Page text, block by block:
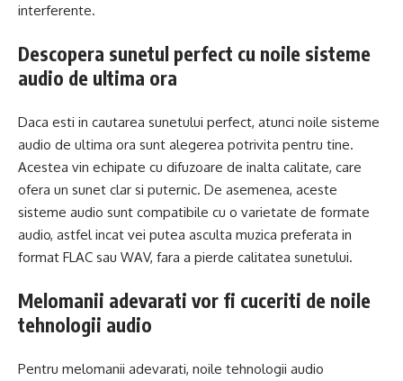
interferente.
Descopera sunetul perfect cu noile sisteme
audio de ultima ora
Daca esti in cautarea sunetului perfect, atunci noile sisteme
audio de ultima ora sunt alegerea potrivita pentru tine.
Acestea vin echipate cu difuzoare de inalta calitate, care
ofera un sunet clar si puternic. De asemenea, aceste
sisteme audio sunt compatibile cu o varietate de formate
audio, astfel incat vei putea asculta muzica preferata in
format FLAC sau WAV, fara a pierde calitatea sunetului.
Melomanii adevarati vor fi cuceriti de noile
tehnologii audio
Pentru melomanii adevarati, noile tehnologii audio